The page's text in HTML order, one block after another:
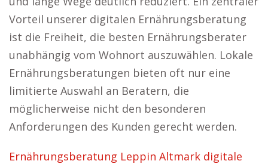
Vorteil unserer digitalen Ernährungsberatung
ist die Freiheit, die besten Ernährungsberater
unabhängig vom Wohnort auszuwählen. Lokale
Ernährungsberatungen bieten oft nur eine
limitierte Auswahl an Beratern, die
möglicherweise nicht den besonderen
Anforderungen des Kunden gerecht werden.
Ernährungsberatung Leppin Altmark digitale